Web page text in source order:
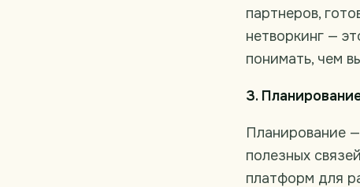
партнеров,
нетворкинг —
понимать, чем
3.
Планирование
полезных
платформ для